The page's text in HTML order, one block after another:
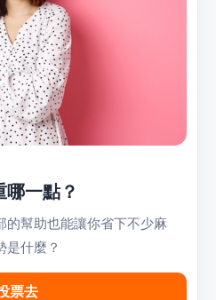
一點？
的幫助也能讓你省下不少麻
是什麼？
票去